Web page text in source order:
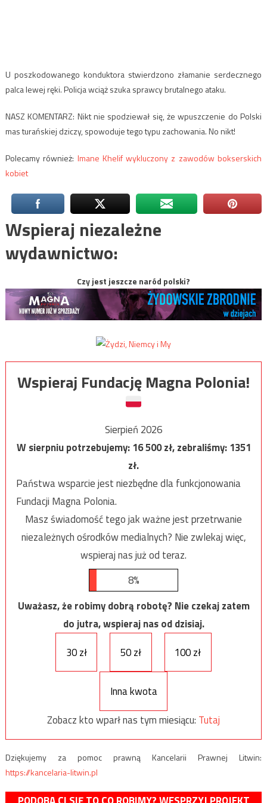
U poszkodowanego konduktora stwierdzono złamanie serdecznego
palca lewej ręki. Policja wciąż szuka sprawcy brutalnego ataku.
NASZ KOMENTARZ: Nikt nie spodziewał się, że wpuszczenie do Polski
mas turańskiej dziczy, spowoduje tego typu zachowania. No nikt!
Polecamy również: Imane Khelif wykluczony z zawodów bokserskich
kobiet
Wspieraj niezależne
wydawnictwo:
Czy jest jeszcze naród polski?
Wspieraj Fundację Magna Polonia!
Sierpień 2026
W sierpniu potrzebujemy:16 500zł, zebraliśmy:1351
zł.
Państwa wsparcie jest niezbędne dla funkcjonowania
Fundacji Magna Polonia.
Masz świadomość tego jak ważne jest przetrwanie
niezależnych ośrodków medialnych? Nie zwlekaj więc,
wspieraj nas już od teraz.
8%
Uważasz, że robimy dobrą robotę? Nie czekaj zatem
do jutra, wspieraj nas od dzisiaj.
30 zł
50 zł 100 zł
Inna kwota
Zobacz kto wparł nas tym miesiącu: Tutaj
Dziękujemy za pomoc prawną Kancelarii Prawnej Litwin:
https://kancelaria-litwin.pl